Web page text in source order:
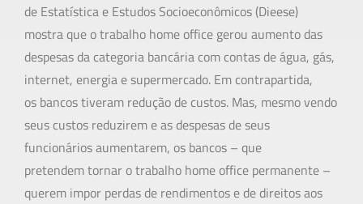
de Estatística e Estudos Socioeconômicos (Dieese)
mostra que o trabalho home office gerou aumento das
despesas da categoria bancária com contas de água, gás,
internet, energia e supermercado. Em contrapartida,
os bancos tiveram redução de custos. Mas, mesmo vendo
seus custos reduzirem e as despesas de seus
funcionários aumentarem, os bancos – que
pretendem tornar o trabalho home office permanente –
querem impor perdas de rendimentos e de direitos aos